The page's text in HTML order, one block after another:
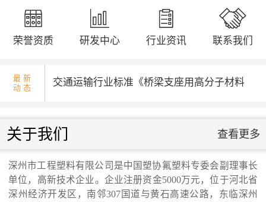
荣誉资质 研发中心 行业资讯 联系我们
最 新
动 态
交通运输行业标准《桥梁支座用高分子材料
滑板》 送审稿审查会在京召开...
河北省科学院与远征环保科技有限公司能源
关于我们 查看更多
深州市工程塑料有限公司是中国塑协氟塑料专委会副理事长
单位，高新技术企业。企业注册资金5000万元，位于河北省
深州经济开发区，南邻307国道与黄石高速公路，东临深州
集团文化
新闻动态